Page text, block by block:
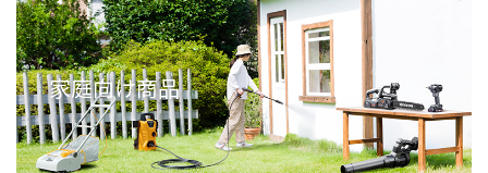
家庭向け商品